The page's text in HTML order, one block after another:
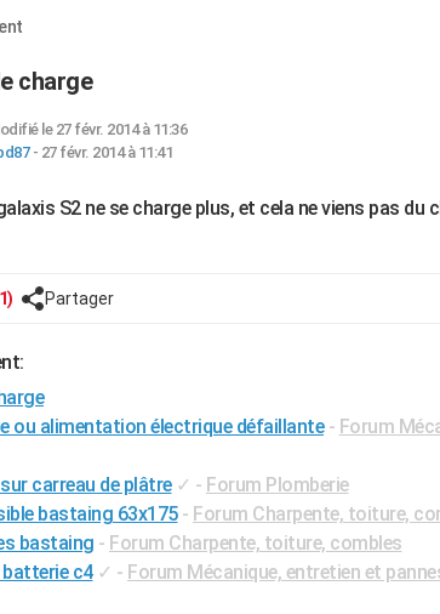
charge
le 27 févr. 2014 à 11:36
- 27 févr. 2014 à 11:41
S2 ne se charge plus, et cela ne viens pas du
Partager
ou alimentation électrique défaillante - Forum
carreau de plâtre ✓ - Forum Plomberie
bastaing 63x175 - Forum Charpente, toiture,
bastaing - Forum Charpente, toiture, combles
c4 ✓ - Forum Mécanique, entretien et